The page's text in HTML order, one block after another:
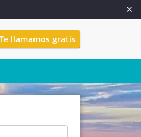
llamamos gratis